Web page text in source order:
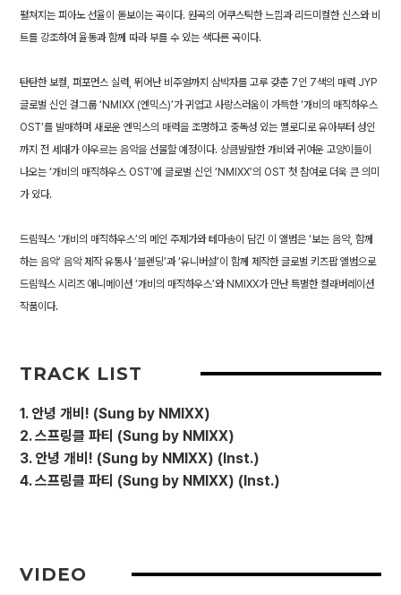
펼쳐지는 피아노 선율이 돋보이는 곡이다. 원곡의 어쿠스틱한 느낌과 리드미컬한 신스와 비
트를 강조하여 율동과 함께 따라 부를 수 있는 색다른 곡이다.
탄탄한 보컬, 퍼포먼스 실력, 뛰어난 비주얼까지 삼박자를 고루 갖춘 7인 7색의 매력 JYP
글로벌 신인 걸그룹 ‘NMIXX (엔믹스)’가 귀엽고 사랑스러움이 가득한 ‘개비의 매직하우스
OST’를 발매하며 새로운 엔믹스의 매력을 조명하고 중독성 있는 멜로디로 유아부터 성인
까지 전 세대가 아우르는 음악을 선물할 예정이다. 상큼발랄한 개비와 귀여운 고양이들이
나오는 ‘개비의 매직하우스 OST’에 글로벌 신인 ‘NMIXX’의 OST 첫 참여로 더욱 큰 의미
가 있다.
드림웍스 ‘개비의 매직하우스’의 메인 주제가와 테마송이 담긴 이 앨범은 ‘보는 음악, 함께
하는 음악’ 음악 제작 유통사 ‘블렌딩’과 ‘유니버설’이 함께 제작한 글로벌 키즈팝 앨범으로
드림웍스 시리즈 애니메이션 ‘개비의 매직하우스’와 NMIXX가 만난 특별한 컬래버레이션
작품이다.
TRACK LIST
1. 안녕 개비! (Sung by NMIXX)
2. 스프링클 파티 (Sung by NMIXX)
3. 안녕 개비! (Sung by NMIXX) (Inst.)
4. 스프링클 파티 (Sung by NMIXX) (Inst.)
VIDEO